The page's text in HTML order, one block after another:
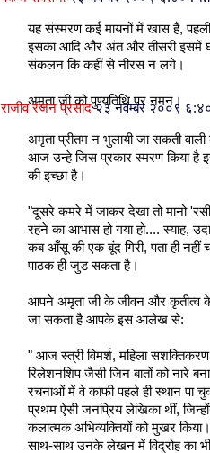
यह संस्मरण कई मायनों में खास है, पहली
इसका आदि और अंत और तीसरी इसमें
संकलन कि कहीं से नीरस न लगे।
अमृता जी को पुण्यतिथि पर नमन।
राजीव रंजन प्रसाद २३ नवम्बर २००९
अमृता प्रीतम न भुलायी जा सकती
आज उन्हे जिस प्रकार स्मरण किया है
की इच्छा है।
"दूसरे कमरे में जाकर देखा तो मानो
रहने का आभास हो गया हो.... स्याह,
कब आँसू की एक बूंद गिरी, पता ही नहीं
पाठक ही जुड सकता है।
आपने अमृता जी के जीवन और कृतीत्व
जा सकता है आपके इस आलेख से:
" आज स्त्री विमर्श, महिला
रिलेशनशिप जैसी जिन बातों को नारे
रचनाओं में वे काफी पहले ही स्थान पा
प्रथम ऐसी जनप्रिय लेखिका थीं,
कलात्मक अभिव्यक्तियों को मुखर
साथ-साथ उनके लेखन में विद्रोह का